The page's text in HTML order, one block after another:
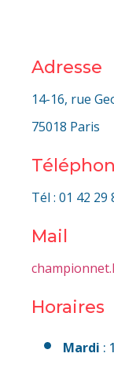
Adresse
14-16, rue
75018 Paris
Tél : 01 42 29
Mail
Horaires
Mardi :